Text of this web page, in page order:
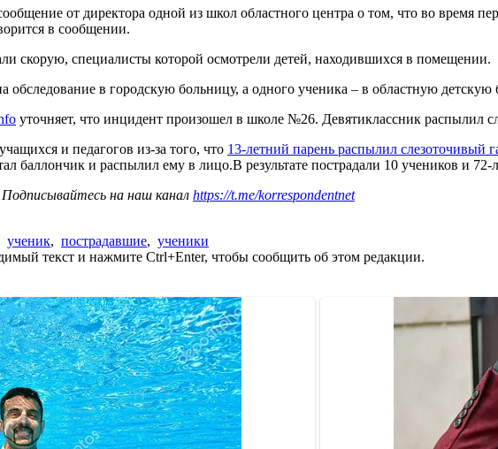
от директора одной из школ областного центра о том, что во время
в сообщении.
скорую, специалисты которой осмотрели детей, находившихся в помещении.
обследование в городскую больницу, а одного ученика – в областную детскую
уточняет, что инцидент произошел в школе №26. Девятиклассник распылил
и педагогов из-за того, что 13-летний парень распылил слезоточивый
баллончик и распылил ему в лицо.В результате пострадали 10 учеников и 72-
Подписывайтесь на наш канал https://t.me/korrespondentnet
ученик, пострадавшие, ученики
текст и нажмите Ctrl+Enter, чтобы сообщить об этом редакции.